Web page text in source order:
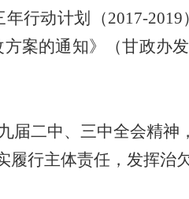
行动计划（2017-2019
案的通知》（甘政办发
届二中、三中全会精神
履行主体责任，发挥治